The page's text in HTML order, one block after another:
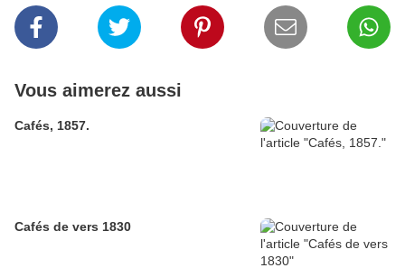
Vous aimerez aussi
Cafés, 1857.
Cafés de vers 1830